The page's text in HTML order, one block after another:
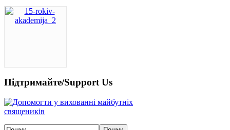
Підтримайте/Support Us